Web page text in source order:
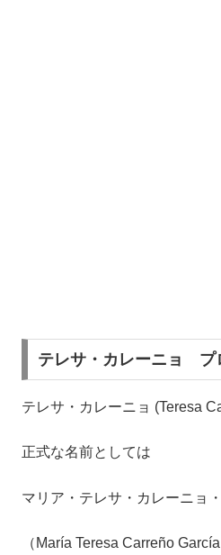
テレサ・カレーニョ プ
テレサ・カレーニョ (Teresa
正式な名前としては
マリア・テレサ・カレーニョ
（María Teresa Carreño